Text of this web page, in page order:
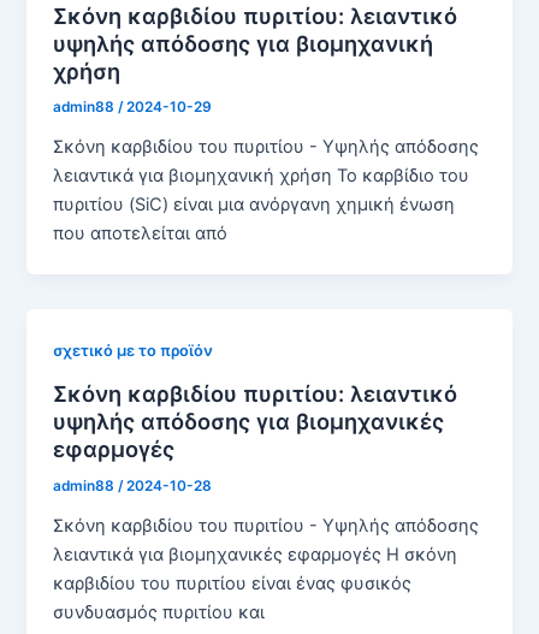
Σκόνη καρβιδίου πυριτίου: λειαντικό
υψηλής απόδοσης για βιομηχανική
χρήση
admin88/2024-10-29
Σκόνη καρβιδίου του πυριτίου - Υψηλής απόδοσης
λειαντικά για βιομηχανική χρήση Το καρβίδιο του
πυριτίου (SiC) είναι μια ανόργανη χημική ένωση
που αποτελείται από
σχετικό με το προϊόν
Σκόνη καρβιδίου πυριτίου: λειαντικό
υψηλής απόδοσης για βιομηχανικές
εφαρμογές
admin88/2024-10-28
Σκόνη καρβιδίου του πυριτίου - Υψηλής απόδοσης
λειαντικά για βιομηχανικές εφαρμογές Η σκόνη
καρβιδίου του πυριτίου είναι ένας φυσικός
συνδυασμός πυριτίου και